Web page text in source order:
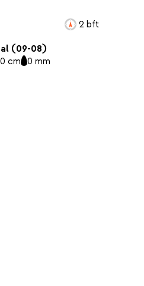
2 bft
(09-08)
0 cm 0 mm